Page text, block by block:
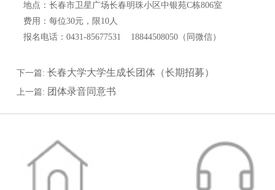
地点：长春市卫星广场长春明珠小区中银苑C栋806室
费用：每位30元，限10人
报名电话：0431-85677531 18844508050（同微信）
下一篇: 长春大学大学生成长团体（长期招募）
上一篇: 团体录音同意书